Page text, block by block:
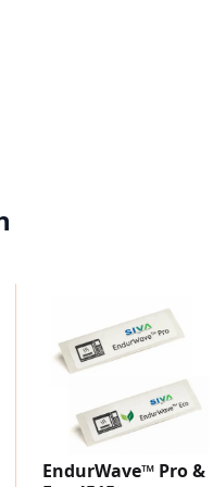
EndurWave™ Pro &